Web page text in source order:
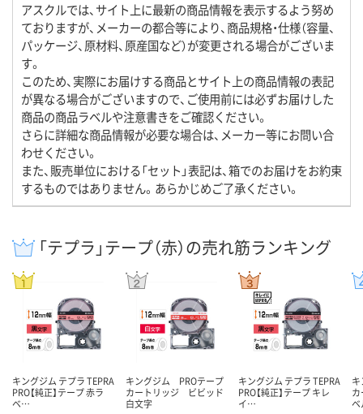
アスクルでは、サイト上に最新の商品情報を表示するよう努め
ておりますが、メーカーの都合等により、商品規格・仕様（容量、
パッケージ、原材料、原産国など）が変更される場合がございま
す。
このため、実際にお届けする商品とサイト上の商品情報の表記
が異なる場合がございますので、ご使用前には必ずお届けした
商品の商品ラベルや注意書きをご確認ください。
さらに詳細な商品情報が必要な場合は、メーカー等にお問い合
わせください。
また、販売単位における「セット」表記は、箱でのお届けをお約束
するものではありません。あらかじめご了承ください。
「テプラ」テープ（赤）の売れ筋ランキング
キングジム テプラ TEPRA
PRO【純正】テープ 赤ラ
ベ…
キングジム PROテープ
カートリッジ ビビッド
白文字
キングジム テプラ TEPRA
PRO【純正】テープ キレ
イ…